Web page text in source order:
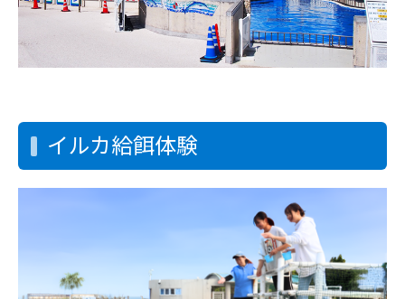
イルカ給餌体験